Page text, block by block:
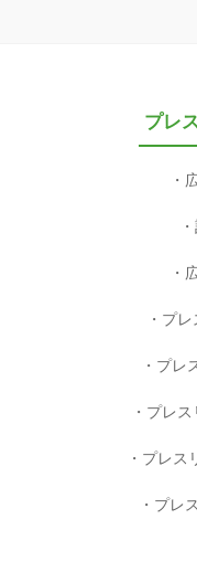
プレ
プレ
プレ
プレ
プレス
プレ